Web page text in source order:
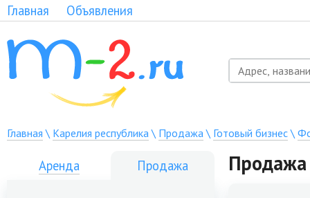
Главная Объявления
Главная \ Карелия республика\ Продажа\ Готовый бизнес\
Аренда Продажа Продажа